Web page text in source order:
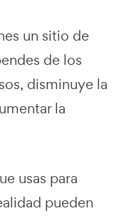
un sitio de
de los
disminuye la
la
usas para
pueden